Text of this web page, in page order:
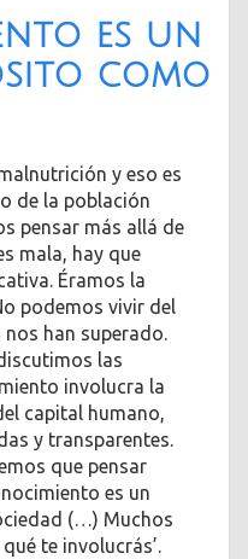
es un
como
y eso es
de la población
pensar más allá de
mala, hay que
Éramos la
podemos vivir del
han superado.
las
involucra la
capital humano,
y transparentes.
que pensar
es un
(…) Muchos
te involucrás’.